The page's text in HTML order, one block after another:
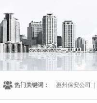
热门关键词： 惠州保安公司